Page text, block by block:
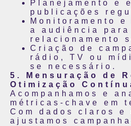
Planejamento e
publicações
Monitoramento
a audiência
relacionamento
Criação de
rádio, TV ou
se necessário.
5. Mensuração de
Otimização
Acompanhamos e
métricas-chave em
Com dados claros e
ajustamos